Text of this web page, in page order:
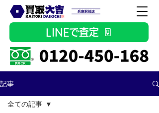
LINEで査定
記事
全ての記事